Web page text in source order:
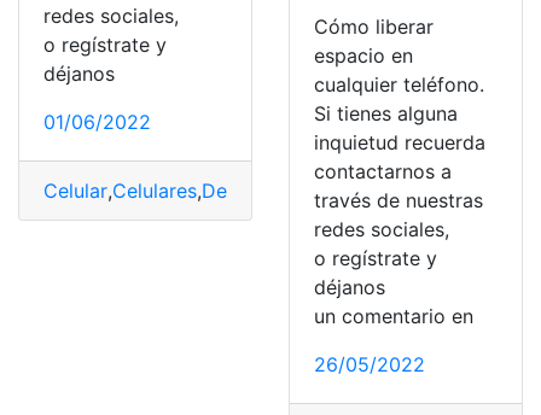
redes sociales,
o regístrate y
déjanos
01/06/2022
Celular,Celulares,Desbloquear, liberar Línea
Cómo liberar
espacio en
cualquier teléfono.
Si tienes alguna
inquietud recuerda
contactarnos a
través de nuestras
redes sociales,
o regístrate y
déjanos
un comentario en
26/05/2022